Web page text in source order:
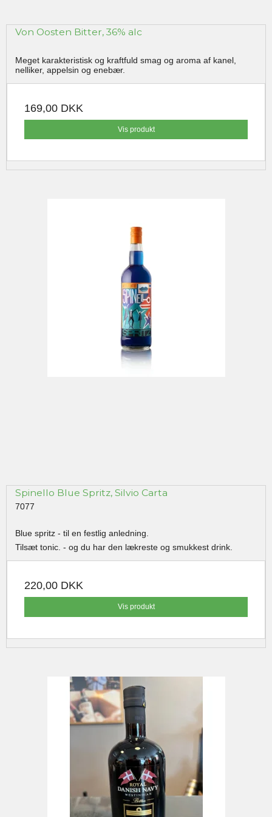
Von Oosten Bitter, 36% alc
Meget karakteristisk og kraftfuld smag og aroma af kanel,
nelliker, appelsin og enebær.
169,00 DKK
Vis produkt
Spinello Blue Spritz, Silvio Carta
7077
Blue spritz - til en festlig anledning.
Tilsæt tonic. - og du har den lækreste og smukkest drink.
220,00 DKK
Vis produkt